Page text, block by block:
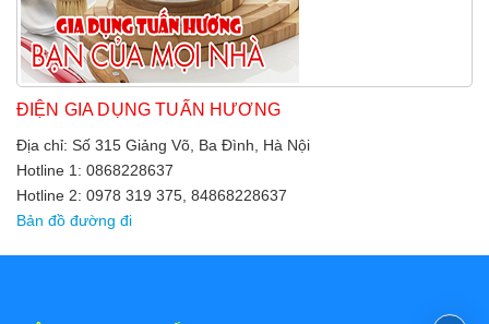
ĐIỆN GIA DỤNG TUẤN HƯƠNG
Địa chỉ: Số 315 Giảng Võ, Ba Đình, Hà Nội
Hotline 1: 0868228637
Hotline 2: 0978 319 375, 84868228637
Bản đồ đường đi